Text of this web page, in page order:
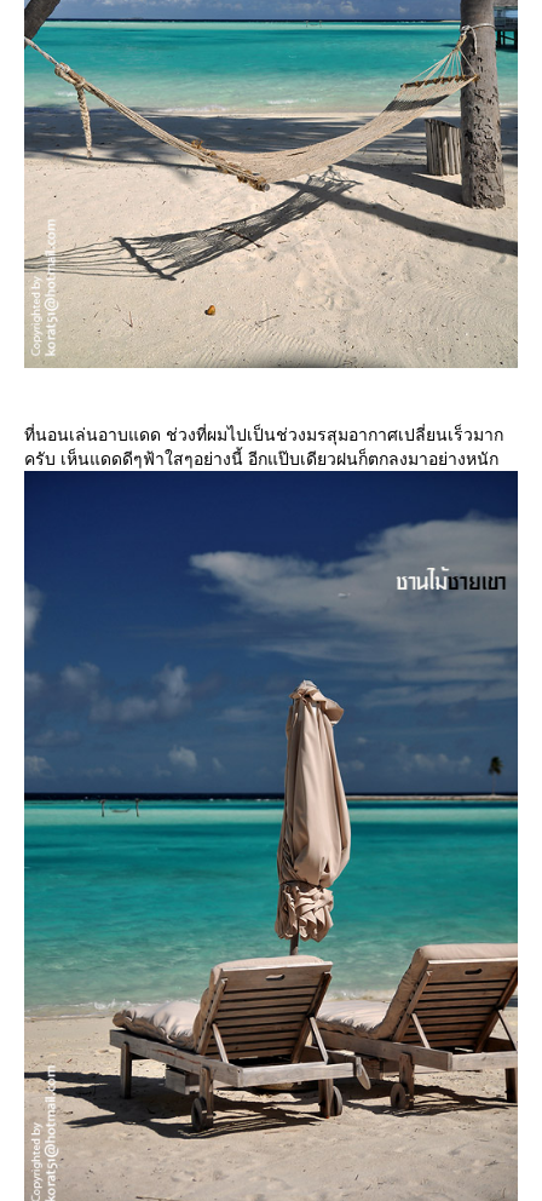
ที่นอนเล่นอาบแดด ช่วงที่ผมไปเป็นช่วงมรสุมอากาศเปลี่ยนเร็วมาก
ครับ เห็นแดดดีๆฟ้าใสๆอย่างนี้ อีกแป๊บเดียวฝนก็ตกลงมาอย่างหนัก